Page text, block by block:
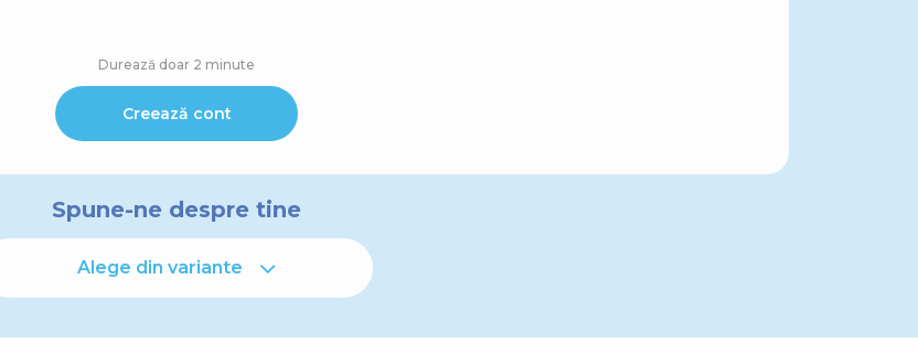
Durează doar 2 minute
Creează cont
Spune-ne despre tine
Alege din variante